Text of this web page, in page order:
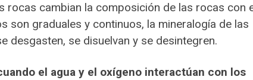
rocas cambian la composición de las rocas con
son graduales y continuos, la mineralogía de las
desgasten, se disuelvan y se desintegren.
el agua y el oxígeno interactúan con los